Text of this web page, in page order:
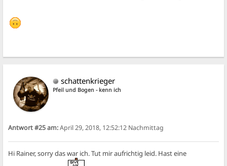
schattenkrieger
Pfeil und Bogen - kenn ich
Antwort #25 am:April 29, 2018, 12:52:12 Nachmittag
Hi Rainer, sorry das war ich. Tut mir aufrichtig leid. Hast eine